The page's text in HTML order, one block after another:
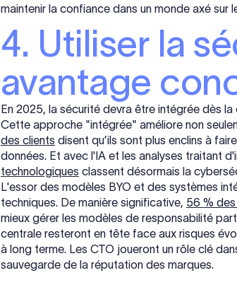
maintenir la confiance dans un monde axé sur
4. Utiliser la
avantage
En 2025, la sécurité devra être intégrée dès
Cette approche "intégrée" améliore non
des clients disent qu’ils sont plus enclins à
données. Et avec l'IA et les analyses traitant
technologiques classent désormais la
L'essor des modèles BYO et des systèmes
techniques. De manière significative, 56 %
mieux gérer les modèles de responsabilité
centrale resteront en tête face aux risques
à long terme. Les CTO joueront un rôle clé
sauvegarde de la réputation des marques.